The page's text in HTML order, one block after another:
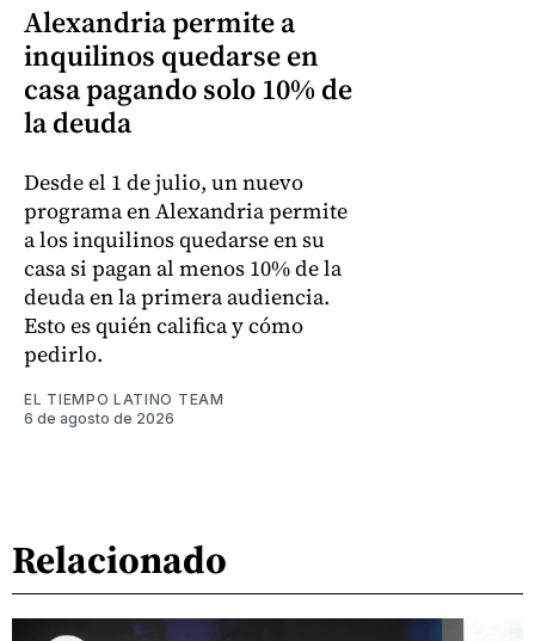
Alexandria permite a
inquilinos quedarse en
casa pagando solo 10% de
la deuda
Desde el 1 de julio, un nuevo
programa en Alexandria permite
a los inquilinos quedarse en su
casa si pagan al menos 10% de la
deuda en la primera audiencia.
Esto es quién califica y cómo
pedirlo.
EL TIEMPO LATINO TEAM
6 de agosto de 2026
Relacionado